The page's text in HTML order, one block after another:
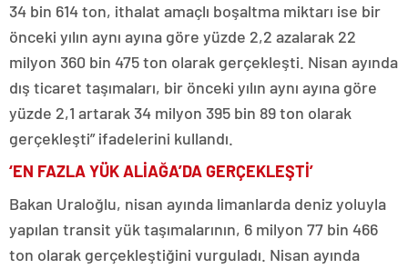
34 bin 614 ton, ithalat amaçlı boşaltma miktarı ise bir
önceki yılın aynı ayına göre yüzde 2,2 azalarak 22
milyon 360 bin 475 ton olarak gerçekleşti. Nisan ayında
dış ticaret taşımaları, bir önceki yılın aynı ayına göre
yüzde 2,1 artarak 34 milyon 395 bin 89 ton olarak
gerçekleşti” ifadelerini kullandı.
‘EN FAZLA YÜK ALİAĞA’DA GERÇEKLEŞTİ’
Bakan Uraloğlu, nisan ayında limanlarda deniz yoluyla
yapılan transit yük taşımalarının, 6 milyon 77 bin 466
ton olarak gerçekleştiğini vurguladı. Nisan ayında